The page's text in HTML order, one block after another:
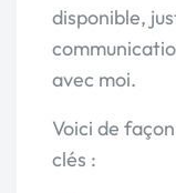
disponible,
avec moi.
Voici de
clés :